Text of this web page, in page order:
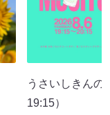
うさいしきん
19:15）